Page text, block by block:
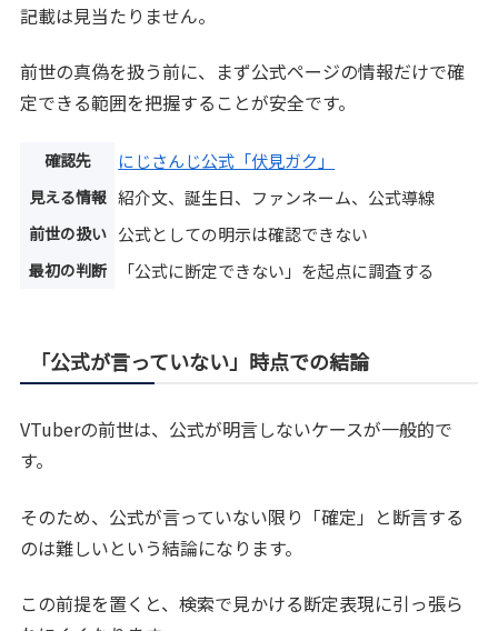
記載は見当たりません。
前世の真偽を扱う前に、まず公式ページの情報だけで確
定できる範囲を把握することが安全です。
確認先 にじさんじ公式「伏見ガク」
見える情報 紹介文、誕生日、ファンネーム、公式導線
前世の扱い 公式としての明示は確認できない
最初の判断 「公式に断定できない」を起点に調査する
「公式が言っていない」時点での結論
VTuberの前世は、公式が明言しないケースが一般的で
す。
そのため、公式が言っていない限り「確定」と断言する
のは難しいという結論になります。
この前提を置くと、検索で見かける断定表現に引っ張ら